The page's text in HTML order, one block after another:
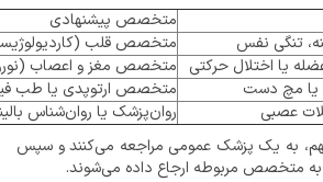
متخصص پیشنهادی
تنگی نفس
متخصص قلب
یا اختلال حرکتی
متخصص مغز و اعصاب
یا مچ دست
متخصص ارتوپدی یا طب
عصبی
روان‌پزشک یا روان‌شناس
به یک پزشک عمومی مراجعه می‌کنند و سپس
متخصص مربوطه ارجاع داده می‌شوند.